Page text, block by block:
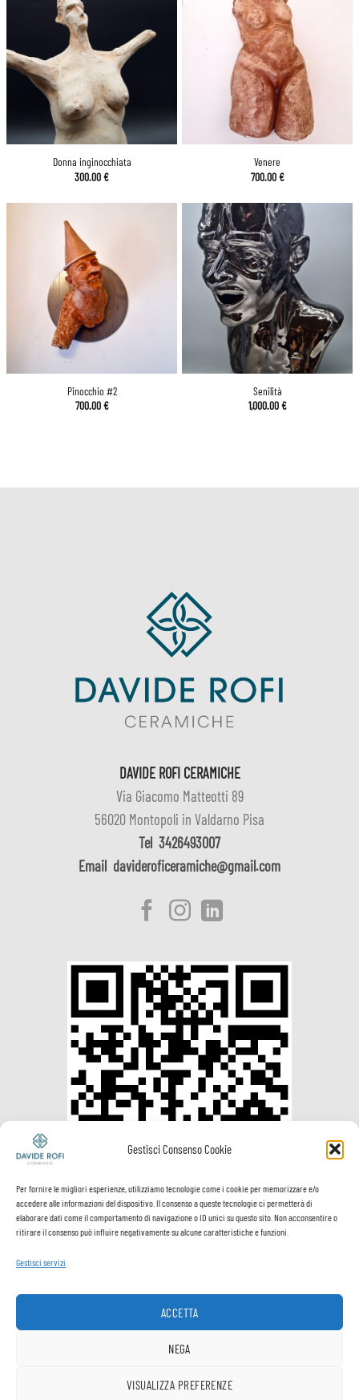
Gestisci Consenso Cookie
Per fornire le migliori esperienze, utilizziamo tecnologie come i cookie per memorizzare e/o
accedere alle informazioni del dispositivo. Il consenso a queste tecnologie ci permetterà di
elaborare dati come il comportamento di navigazione o ID unici su questo sito. Non acconsentire o
ritirare il consenso può influire negativamente su alcune caratteristiche e funzioni.
Gestisci servizi
ACCETTA
NEGA
VISUALIZZA PREFERENZE
Donna inginocchiata
300.00€
Venere
700.00€
Pinocchio #2
700.00€
Senilità
1,000.00€
DAVIDE ROFI CERAMICHE
Via Giacomo Matteotti 89
56020 Montopoli in Valdarno Pisa
Tel 3426493007
Email davideroficeramiche@gmail.com
Visa PayPal MasterCardPostepay VeriSign Visa
Termini e